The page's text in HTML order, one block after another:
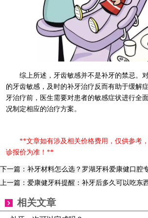
综上所述，牙齿敏感并不是补牙的禁忌。
的牙齿敏感，及时的补牙治疗反而有助于缓解
牙治疗前，医生需要对患者的敏感症状进行全
况制定相应的治疗方案。
**文章如有涉及相关价格费用，仅供参考
诊报价为准！**
下一篇：补牙材料怎么选？罗湖牙科爱康健口腔
上一篇：爱康健牙科提醒：补牙后多久可以吃东
相关文章